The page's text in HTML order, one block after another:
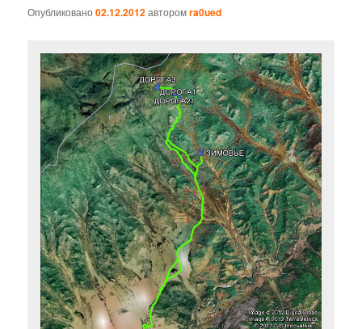
Опубликовано02.12.2012авторомra0ued